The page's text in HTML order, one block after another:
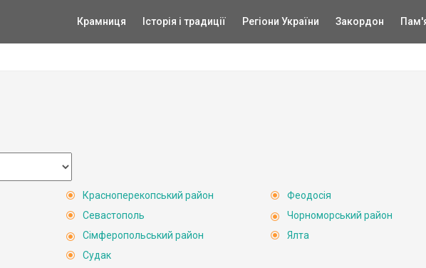
Крамниця Історія і традиції Регіони України Закордон
Красноперекопський район
Севастополь
Сімферопольський район
Судак
Феодосія
Чорноморський район
Ялта